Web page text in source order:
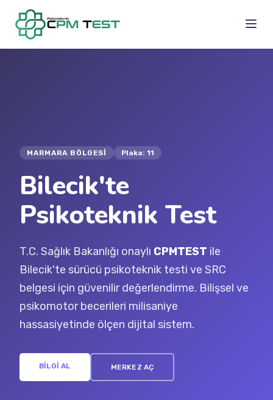
MARMARA BÖLGESI Plaka: 11
Bilecik'te
Psikoteknik Test
T.C. Sağlık Bakanlığı onaylı CPMTEST ile
Bilecik'te sürücü psikoteknik testi ve SRC
belgesi için güvenilir değerlendirme. Bilişsel ve
psikomotor becerileri milisaniye
hassasiyetinde ölçen dijital sistem.
BİLGİ AL MERKEZ AÇ